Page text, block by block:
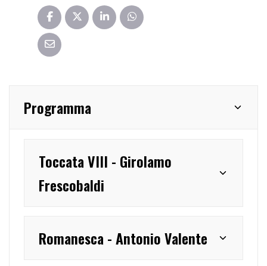
Programma
Toccata VIII - Girolamo
Frescobaldi
Romanesca - Antonio Valente